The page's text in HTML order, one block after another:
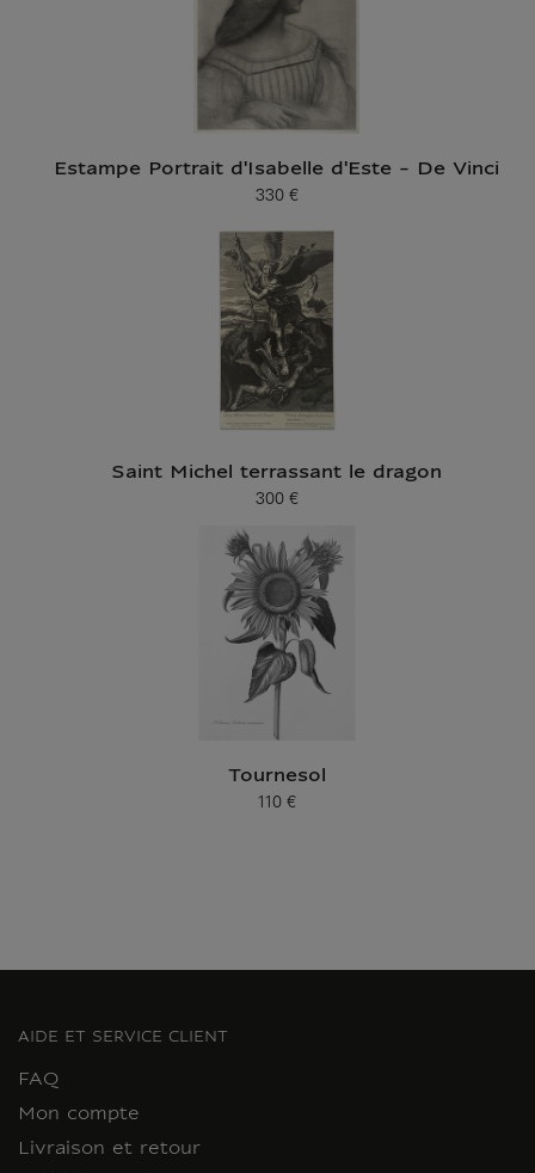
Estampe Portrait d'Isabelle d'Este - De Vinci
Prix ​​actuel
330 €
Saint Michel terrassant le dragon
Prix ​​actuel
300 €
Tournesol
Prix ​​actuel
110 €
AIDE ET SERVICE CLIENT
FAQ
Mon compte
Livraison et retour